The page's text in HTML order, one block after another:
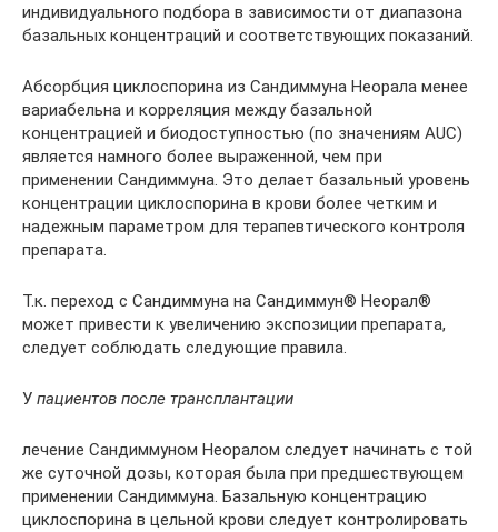
индивидуального подбора в зависимости от диапазона
базальных концентраций и соответствующих показаний.
Абсорбция циклоспорина из Сандиммуна Неорала менее
вариабельна и корреляция между базальной
концентрацией и биодоступностью (по значениям AUC)
является намного более выраженной, чем при
применении Сандиммуна. Это делает базальный уровень
концентрации циклоспорина в крови более четким и
надежным параметром для терапевтического контроля
препарата.
Т.к. переход с Сандиммуна на Сандиммун® Неорал®
может привести к увеличению экспозиции препарата,
следует соблюдать следующие правила.
У пациентов после трансплантации
лечение Сандиммуном Неоралом следует начинать с той
же суточной дозы, которая была при предшествующем
применении Сандиммуна. Базальную концентрацию
циклоспорина в цельной крови следует контролировать